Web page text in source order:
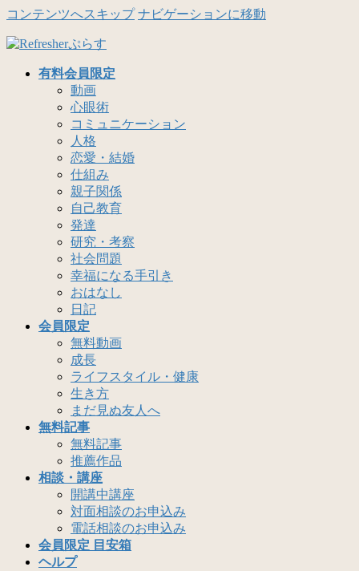
コンテンツへスキップ ナビゲーションに移動
有料会員限定
動画
心眼術
コミュニケーション
人格
恋愛・結婚
仕組み
親子関係
自己教育
発達
研究・考察
社会問題
幸福になる手引き
おはなし
日記
会員限定
無料動画
成長
ライフスタイル・健康
生き方
まだ見ぬ友人へ
無料記事
無料記事
推薦作品
相談・講座
開講中講座
対面相談のお申込み
電話相談のお申込み
会員限定 目安箱
ヘルプ